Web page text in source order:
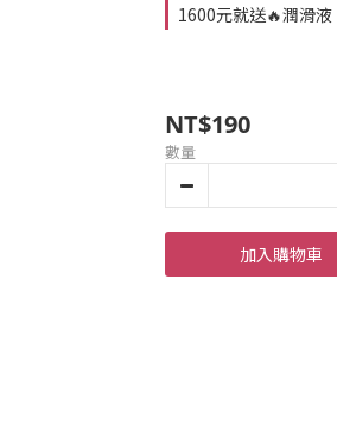
1600元就送🔥潤滑液
NT$190
數量
加入購物車